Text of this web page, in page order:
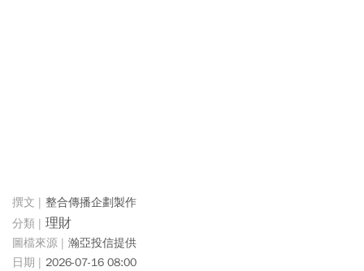
整合傳播企劃製作
理財
瀚亞投信提供
2026-07-16 08:00